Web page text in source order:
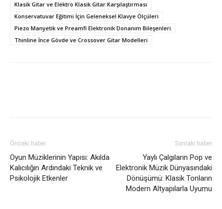
Klasik Gitar ve Elektro Klasik Gitar Karşılaştırması
Konservatuvar Eğitimi İçin Geleneksel Klavye Ölçüleri
Piezo Manyetik ve Preamfi Elektronik Donanım Bileşenleri
Thinline İnce Gövde ve Crossover Gitar Modelleri
Önceki haber
Oyun Müziklerinin Yapısı: Akılda
Kalıcılığın Ardındaki Teknik ve
Psikolojik Etkenler
Sonraki haber
Yaylı Çalgıların Pop ve
Elektronik Müzik Dünyasındaki
Dönüşümü: Klasik Tonların
Modern Altyapılarla Uyumu